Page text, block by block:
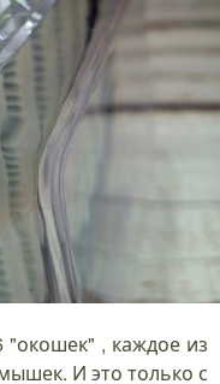
, каждое из
И это только с